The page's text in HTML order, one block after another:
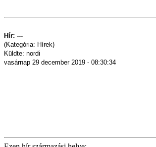
Hír: ---
(Kategória: Hí­rek)
Küldte: nordi
vasárnap 29 december 2019 - 08:30:34